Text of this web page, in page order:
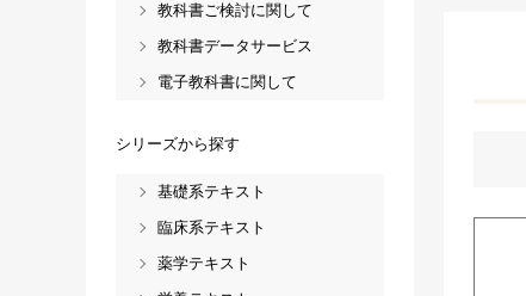
教科書ご検討に関して
教科書データサービス
電子教科書に関して
シリーズから探す
基礎系テキスト
臨床系テキスト
薬学テキスト